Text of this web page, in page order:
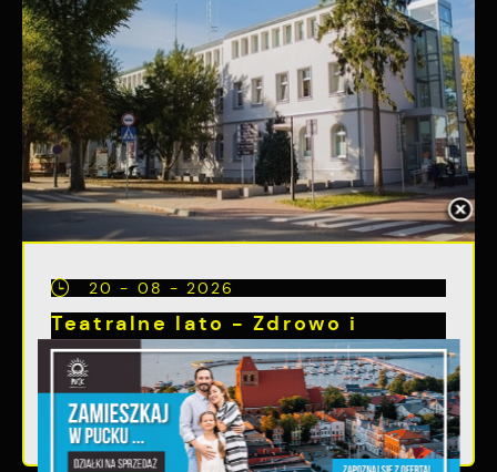
20 - 08 - 2026
Teatralne lato - Zdrowo i
kolorowo